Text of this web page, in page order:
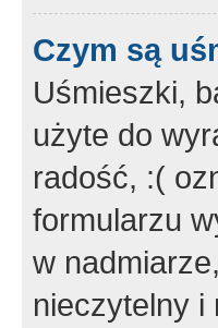
Czym są
Uśmieszki,
użyte do
radość, :(
formularzu
w
nieczytelny i